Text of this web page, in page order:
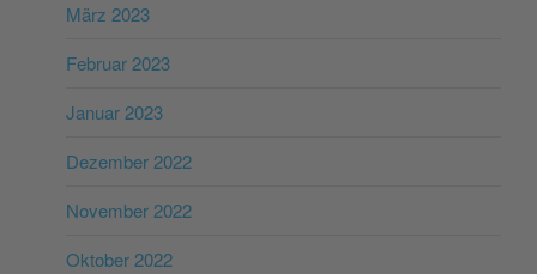
März 2023
Februar 2023
Januar 2023
Dezember 2022
November 2022
Oktober 2022